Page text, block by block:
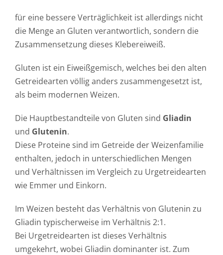
Kundenstimmen
Kontakt
für eine bessere Verträglichkeit ist allerdings nicht
die Menge an Gluten verantwortlich, sondern die
Zusammensetzung dieses Klebereiweiß.
Gluten ist ein Eiweißgemisch, welches bei den alten
Getreidearten völlig anders zusammengesetzt ist,
als beim modernen Weizen.
Die Hauptbestandteile von Gluten sind Gliadin
und Glutenin.
Diese Proteine sind im Getreide der Weizenfamilie
enthalten, jedoch in unterschiedlichen Mengen
und Verhältnissen im Vergleich zu Urgetreidearten
wie Emmer und Einkorn.
Im Weizen besteht das Verhältnis von Glutenin zu
Gliadin typischerweise im Verhältnis 2:1.
Bei Urgetreidearten ist dieses Verhältnis
umgekehrt, wobei Gliadin dominanter ist. Zum